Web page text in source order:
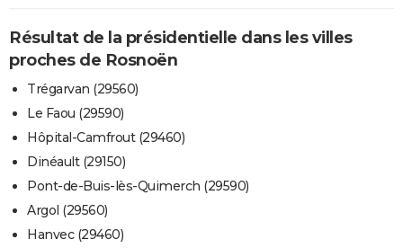
Résultat de la présidentielle dans les villes
proches de Rosnoën
Trégarvan (29560)
Le Faou (29590)
Hôpital-Camfrout (29460)
Dinéault (29150)
Pont-de-Buis-lès-Quimerch (29590)
Argol (29560)
Hanvec (29460)